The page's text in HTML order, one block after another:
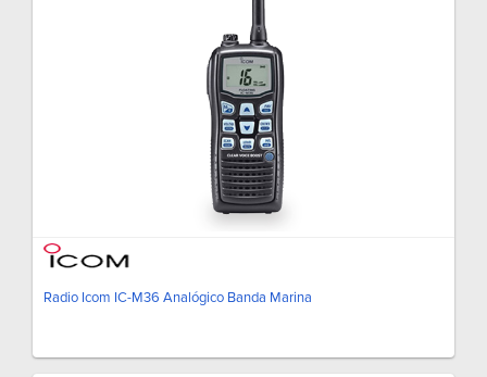
Radio Icom IC-M36 Analógico Banda Marina